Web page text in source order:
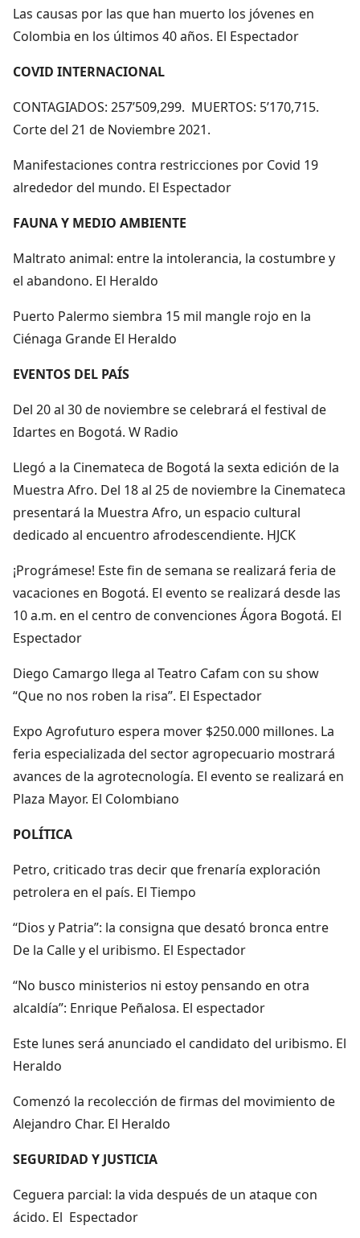
Las causas por las que han muerto los jóvenes en
Colombia en los últimos 40 años. El Espectador
COVID INTERNACIONAL
CONTAGIADOS: 257’509,299. MUERTOS: 5’170,715.
Corte del 21 de Noviembre 2021.
Manifestaciones contra restricciones por Covid 19
alrededor del mundo. El Espectador
FAUNA Y MEDIO AMBIENTE
Maltrato animal: entre la intolerancia, la costumbre y
el abandono. El Heraldo
Puerto Palermo siembra 15 mil mangle rojo en la
Ciénaga Grande El Heraldo
EVENTOS DEL PAÍS
Del 20 al 30 de noviembre se celebrará el festival de
Idartes en Bogotá. W Radio
Llegó a la Cinemateca de Bogotá la sexta edición de la
Muestra Afro. Del 18 al 25 de noviembre la Cinemateca
presentará la Muestra Afro, un espacio cultural
dedicado al encuentro afrodescendiente. HJCK
¡Prográmese! Este fin de semana se realizará feria de
vacaciones en Bogotá. El evento se realizará desde las
10 a.m. en el centro de convenciones Ágora Bogotá. El
Espectador
Diego Camargo llega al Teatro Cafam con su show
“Que no nos roben la risa”. El Espectador
Expo Agrofuturo espera mover $250.000 millones. La
feria especializada del sector agropecuario mostrará
avances de la agrotecnología. El evento se realizará en
Plaza Mayor. El Colombiano
POLÍTICA
Petro, criticado tras decir que frenaría exploración
petrolera en el país. El Tiempo
“Dios y Patria”: la consigna que desató bronca entre
De la Calle y el uribismo. El Espectador
“No busco ministerios ni estoy pensando en otra
alcaldía”: Enrique Peñalosa. El espectador
Este lunes será anunciado el candidato del uribismo. El
Heraldo
Comenzó la recolección de firmas del movimiento de
Alejandro Char. El Heraldo
SEGURIDAD Y JUSTICIA
Ceguera parcial: la vida después de un ataque con
ácido. El Espectador